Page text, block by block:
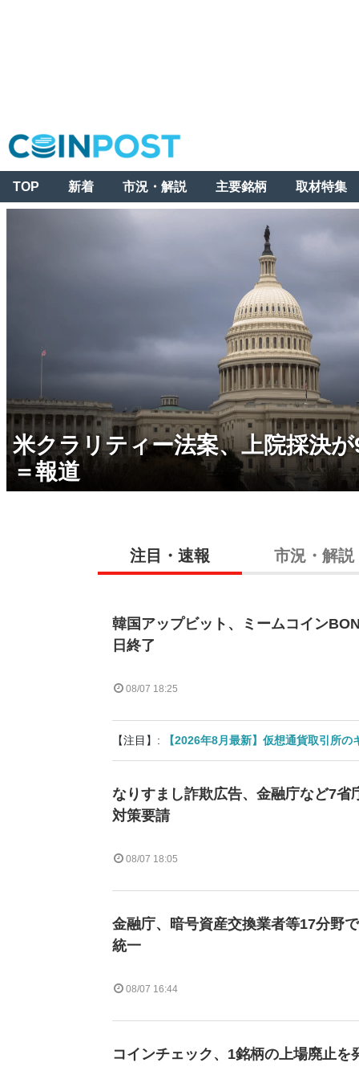
TOP 新着 市況・解説 主要銘柄 取材特集
米クラリティー法案、上院採決
＝報道
注目・速報 市況・解説
韓国アップビット、ミームコイン
日終了
08/07 18:25
【注目】: 【2026年8月最新】仮想通貨取引所
なりすまし詐欺広告、金融庁など7省
対策要請
08/07 18:05
金融庁、暗号資産交換業者等17分野
統一
08/07 16:44
コインチェック、1銘柄の上場廃止を